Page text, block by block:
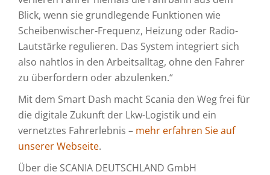
Blick, wenn sie grundlegende Funktionen wie
Scheibenwischer-Frequenz, Heizung oder Radio-
Lautstärke regulieren. Das System integriert sich
also nahtlos in den Arbeitsalltag, ohne den Fahrer
zu überfordern oder abzulenken.“
Mit dem Smart Dash macht Scania den Weg frei für
die digitale Zukunft der Lkw-Logistik und ein
vernetztes Fahrerlebnis – mehr erfahren Sie auf
unserer Webseite.
Über die SCANIA DEUTSCHLAND GmbH